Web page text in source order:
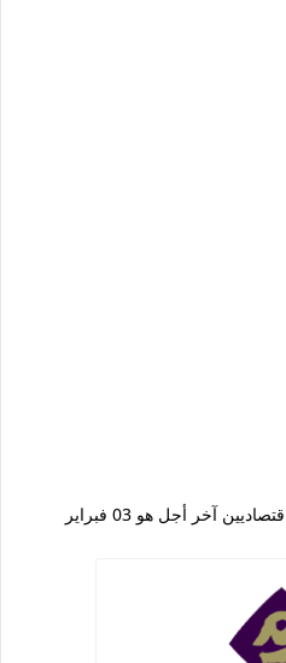
بنك المغرب : مباراة توظيف 09 اقتصاديين آخر أجل هو 03 فبراير